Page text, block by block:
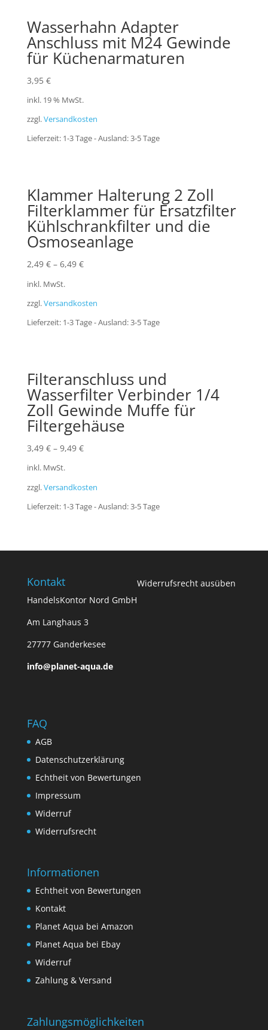
Wasserhahn Adapter
Anschluss mit M24 Gewinde
für Küchenarmaturen
3,95 €
inkl. 19 % MwSt.
zzgl.Versandkosten
Lieferzeit: 1-3 Tage - Ausland: 3-5 Tage
Klammer Halterung 2 Zoll
Filterklammer für Ersatzfilter
Kühlschrankfilter und die
Osmoseanlage
2,49 €– 6,49 €
inkl. MwSt.
zzgl.Versandkosten
Lieferzeit: 1-3 Tage - Ausland: 3-5 Tage
Filteranschluss und
Wasserfilter Verbinder 1/4
Zoll Gewinde Muffe für
Filtergehäuse
3,49 €– 9,49 €
inkl. MwSt.
zzgl.Versandkosten
Lieferzeit: 1-3 Tage - Ausland: 3-5 Tage
Kontakt
HandelsKontor Nord GmbH
Am Langhaus 3
27777 Ganderkesee
info@planet-aqua.de
Widerrufsrecht ausüben
FAQ
AGB
Datenschutzerklärung
Echtheit von Bewertungen
Impressum
Widerruf
Widerrufsrecht
Informationen
Echtheit von Bewertungen
Kontakt
Planet Aqua bei Amazon
Planet Aqua bei Ebay
Widerruf
Zahlung & Versand
Zahlungsmöglichkeiten